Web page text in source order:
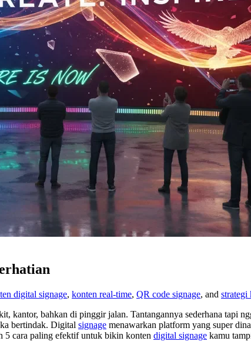
digital signage, konten real-time, QR code signage, and strategi
kantor, bahkan di pinggir jalan. Tantangannya sederhana tapi
bertindak. Digital signage menawarkan platform yang super
5 cara paling efektif untuk bikin konten digital signage kamu